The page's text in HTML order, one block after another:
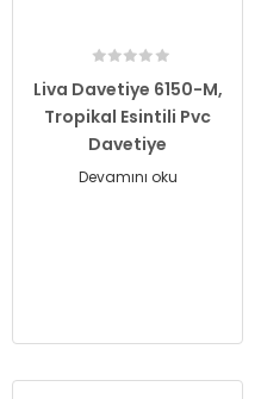
Liva Davetiye 6150-M,
Tropikal Esintili Pvc
Davetiye
Devamını oku